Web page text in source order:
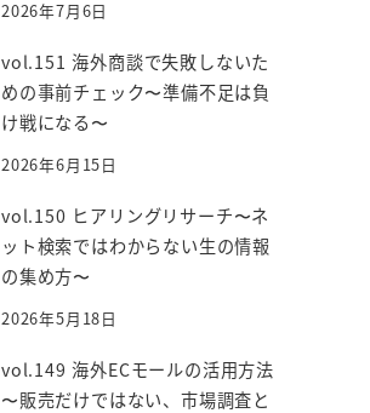
2026年7月6日
vol.151 海外商談で失敗しないた
めの事前チェック〜準備不足は負
け戦になる〜
2026年6月15日
vol.150 ヒアリングリサーチ〜ネ
ット検索ではわからない生の情報
の集め方〜
2026年5月18日
vol.149 海外ECモールの活用方法
〜販売だけではない、市場調査と